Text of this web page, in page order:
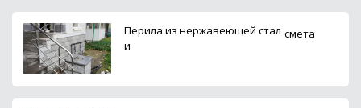
Перила из нержавеющей стал
и
смета